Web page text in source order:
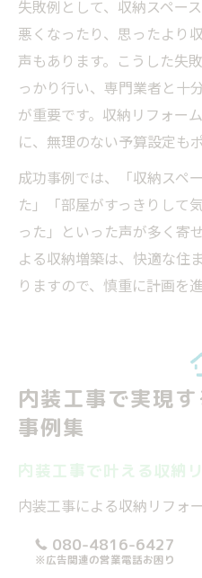
失敗例として、収納スペー
悪くなったり、思ったより
声もあります。こうした失
っかり行い、専門業者と十
が重要です。収納リフォー
に、無理のない予算設定も
成功事例では、「収納スペ
た」「部屋がすっきりして
った」といった声が多く寄
よる収納増築は、快適な住
りますので、慎重に計画を
内装工事で実現
事例集
内装工事で叶える収納
内装工事による収納リフォ
「収納不足」を根本から解
ば、リビングや寝室の一角
080-4816-6427
※広告関連の営業電話お困り